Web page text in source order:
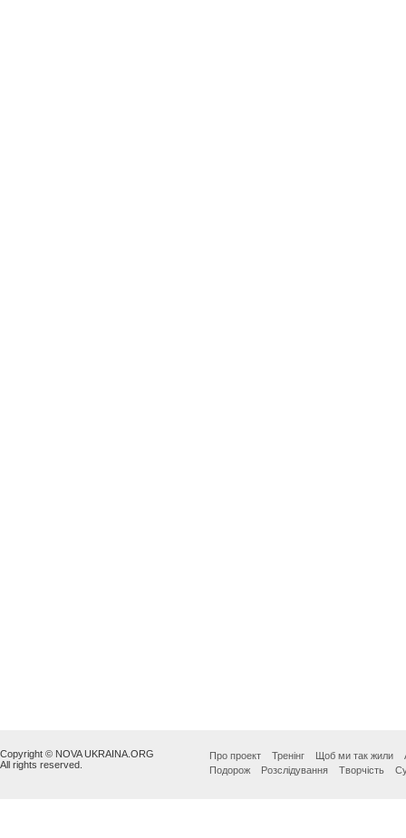
Copyright © NOVA UKRAINA.ORG
All rights reserved.
Про проект Тренінг Щоб ми так жили
Подорож
Розслідування Творчість